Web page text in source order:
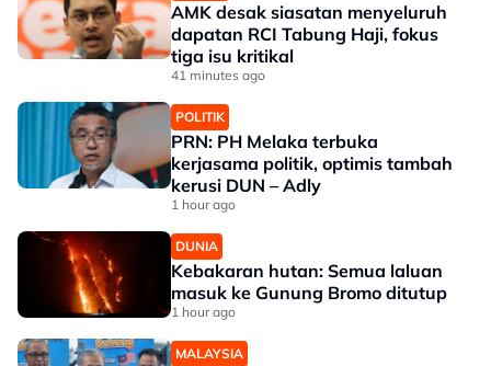
AMK desak siasatan menyeluruh
dapatan RCI Tabung Haji, fokus
tiga isu kritikal
41 minutes ago
POLITIK
PRN: PH Melaka terbuka
kerjasama politik, optimis tambah
kerusi DUN – Adly
1 hour ago
DUNIA
Kebakaran hutan: Semua laluan
masuk ke Gunung Bromo ditutup
1 hour ago
MALAYSIA